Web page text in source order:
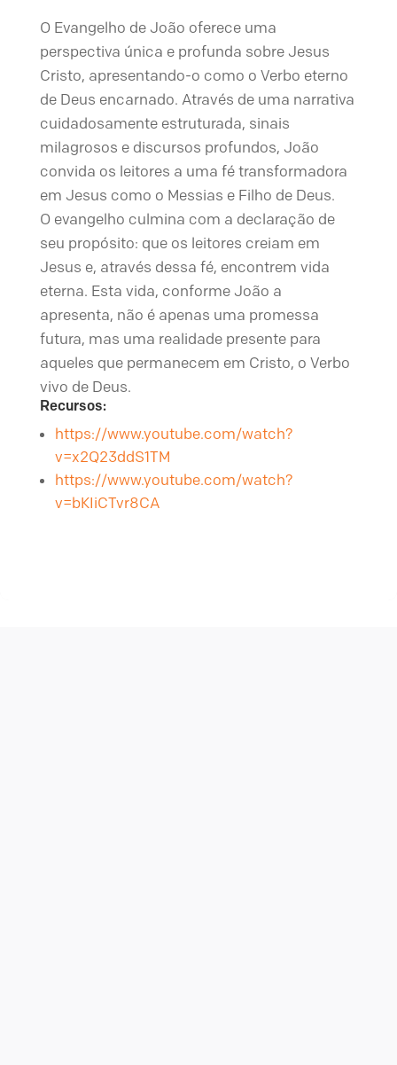
O Evangelho de João oferece uma
perspectiva única e profunda sobre Jesus
Cristo, apresentando-o como o Verbo eterno
de Deus encarnado. Através de uma narrativa
cuidadosamente estruturada, sinais
milagrosos e discursos profundos, João
convida os leitores a uma fé transformadora
em Jesus como o Messias e Filho de Deus.
O evangelho culmina com a declaração de
seu propósito: que os leitores creiam em
Jesus e, através dessa fé, encontrem vida
eterna. Esta vida, conforme João a
apresenta, não é apenas uma promessa
futura, mas uma realidade presente para
aqueles que permanecem em Cristo, o Verbo
vivo de Deus.
Recursos:
https://www.youtube.com/watch?
v=x2Q23ddS1TM
https://www.youtube.com/watch?
v=bKIiCTvr8CA